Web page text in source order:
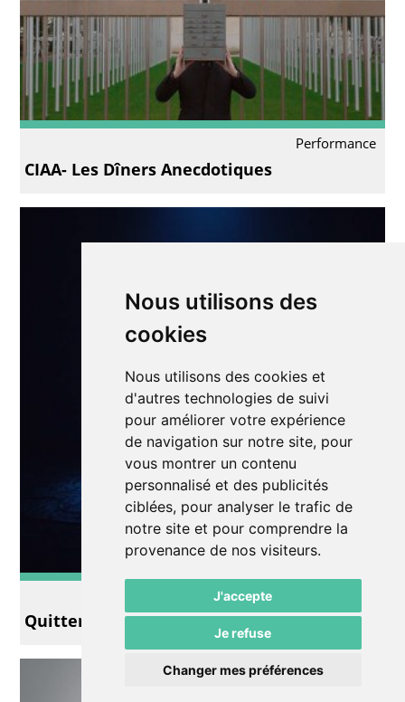
Nous utilisons des
cookies
Nous utilisons des cookies et
d'autres technologies de suivi
pour améliorer votre expérience
de navigation sur notre site, pour
vous montrer un contenu
personnalisé et des publicités
ciblées, pour analyser le trafic de
notre site et pour comprendre la
provenance de nos visiteurs.
J'accepte
Je refuse
Changer mes préférences
Performance
CIAA- Les Dîners Anecdotiques
Quitter les eaux territoriales